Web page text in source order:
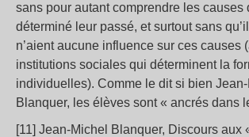
sans pour autant comprendre les causes
déterminé leur passé, et surtout sans
n’aient aucune influence sur ces causes
institutions sociales qui déterminent la
individuelles). Comme le dit si bien Jean-
Blanquer, les élèves sont « ancrés dans
[11] Jean-Michel Blanquer, Discours